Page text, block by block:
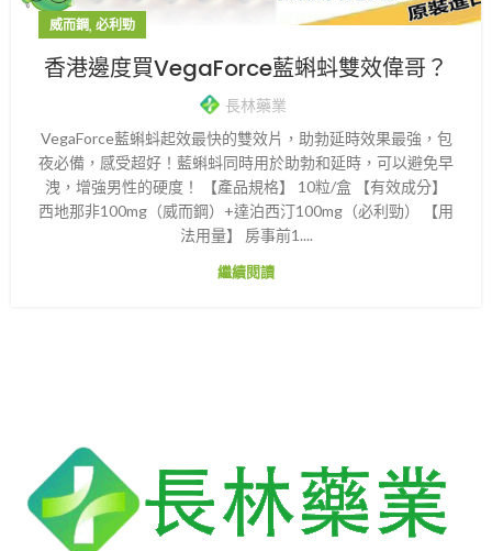
威而鋼, 必利勁
香港邊度買VegaForce藍蝌蚪雙效偉哥？
長林藥業
VegaForce藍蝌蚪起效最快的雙效片，助勃延時效果最強，包
夜必備，感受超好！藍蝌蚪同時用於助勃和延時，可以避免早
洩，增強男性的硬度！ 【產品規格】 10粒/盒 【有效成分】
西地那非100mg（威而鋼）+達泊西汀100mg（必利勁） 【用
法用量】 房事前1....
繼續閱讀